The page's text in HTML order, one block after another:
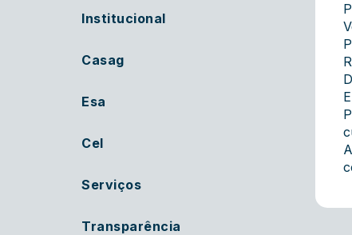
Institucional
Casag
Esa
Cel
Serviços
Transparência